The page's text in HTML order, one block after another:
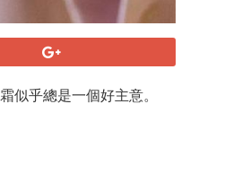
似乎總是一個好主意。